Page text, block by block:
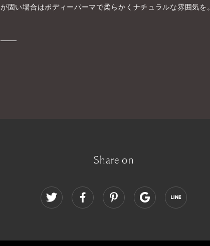
が固い場合はボディーパーマで柔らかくナチュラルな雰囲気を。
Share on